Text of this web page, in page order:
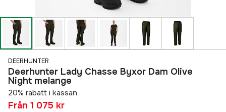
DEERHUNTER
Deerhunter Lady Chasse Byxor Dam Olive
Night melange
20% rabatt i kassan
Från 1 075 kr